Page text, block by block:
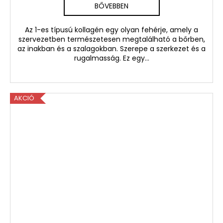
BŐVEBBEN
Az 1-es típusú kollagén egy olyan fehérje, amely a
szervezetben természetesen megtalálható a bőrben,
az inakban és a szalagokban. Szerepe a szerkezet és a
rugalmasság. Ez egy...
AKCIÓ